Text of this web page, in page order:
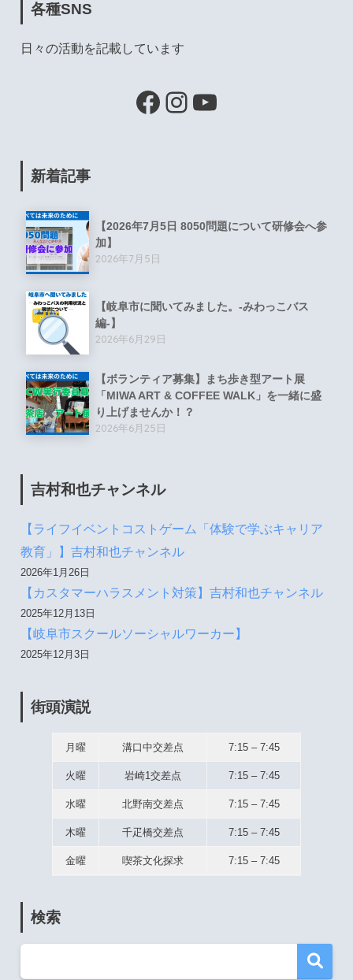
各種SNS
日々の活動を記載しています
新着記事
【2026年7月5日 8050問題について研修会へ参
加】
2026年7月5日
【岐阜市に聞いてみました。-みわっこバス
編-】
2026年6月29日
【ボランティア募集】まち歩き型アート展
「MIWA ART & COFFEE WALK」を一緒に盛
り上げませんか！？
2026年6月25日
吉村和也チャンネル
【ライフイベントコストゲーム「体験で学ぶキャリア
教育」】吉村和也チャンネル
2026年1月26日
【カスタマーハラスメント対策】吉村和也チャンネル
2025年12月13日
【岐阜市スクールソーシャルワーカー】
2025年12月3日
街頭演説
月曜 溝口中交差点 7:15 – 7:45
火曜 岩崎1交差点 7:15 – 7:45
水曜 北野南交差点 7:15 – 7:45
木曜 千疋橋交差点 7:15 – 7:45
金曜 喫茶文化探求 7:15 – 7:45
検索